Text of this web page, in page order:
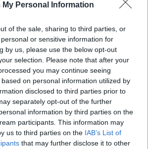
My Personal Information
of the sale, sharing to third parties, or
or sensitive information for
by us, please use the below opt-out
selection. Please note that after your
you may continue seeing
on personal information utilized by
disclosed to third parties prior to
separately opt-out of the further
information by third parties on the
participants. This information may
us to third parties on the IAB’s List of
that may further disclose it to other
κάθε χρόνο, στη γενέτειρά
Ισπανίας, για να
τελετουργικά της Μεγάλης
13:51
τακτική και θέλει να
μαύρη δικηγόρος
δίκη του